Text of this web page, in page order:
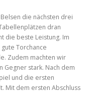
die nächsten drei
dran
die beste Leistung. Im
Torchance
Zudem machten wir
Gegner stark. Nach dem
und die ersten
Mit dem ersten Abschluss